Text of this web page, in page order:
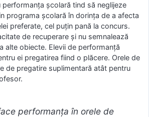
şcolară tind să neglijeze
programa şcolară în dorinţa de a afecta
preferate, cel puţin pană la concurs.
de recuperare şi nu semnalează
alte obiecte. Elevii de performanţă
ei pregatirea fiind o plăcere. Orele de
de pregatire suplimentară atât pentru
performanţa în orele de